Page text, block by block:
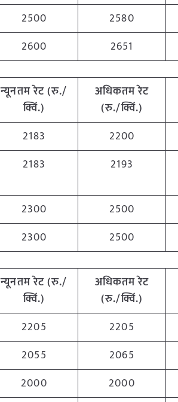
2500 2580
2600 2651
न्यूनतम रेट (रु./
क्विं.)
अधिकतम रेट
(रु./क्विं.)
2183 2200
2183 2193
2300 2500
2300 2500
न्यूनतम रेट (रु./
क्विं.)
अधिकतम रेट
(रु./क्विं.)
2205 2205
2055 2065
2000 2000